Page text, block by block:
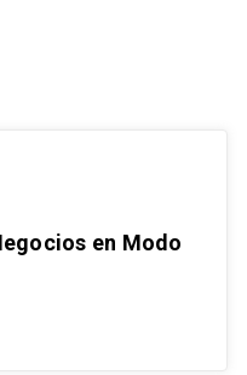
en Modo